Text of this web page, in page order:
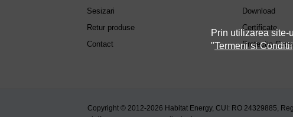
Sesizari
Retur produse
Contact
Download
Certificate
Protecția
Copyright © 2012-2026 Habitat Energy, CUI: RO 24329885,
Prin utilizarea site-
"Termeni si Conditii